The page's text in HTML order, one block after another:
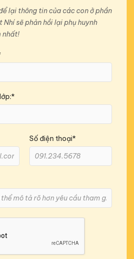
lại thông tin của các con ở phần
Nhí sẽ phản hồi lại phụ huynh
nhất!
Số điện thoại*